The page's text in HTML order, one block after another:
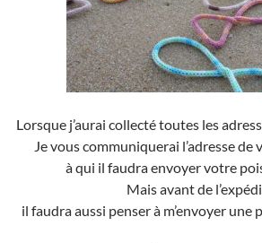
Lorsque j’aurai collecté toutes les
Je vous communiquerai l’adresse
à qui il faudra envoyer votre
Mais avant de
il faudra aussi penser à m’envoyer une